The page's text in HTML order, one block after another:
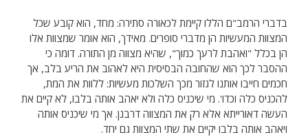
בדברי הרמב"ם הללו קיימת לכאורה סתירה: מחד, הוא קובע שכל
המצוות המעשיות הן מדברי סופרים. מאידך, הוא אומר שמצוות אלו
הן בכלל "ואהבת לרעך כמוך", שהיא מצווה מן התורה. דומה כי
ההסבר לכך הוא שהחובה הבסיסית היא לאהוב את הריע בלב, אך
חכמים חייבו אותנו לגזור מכך השלכות מעשיות: ללוות את המת,
להכניס כלה וכדו'. מי שיכניס כלה ולא יאהב אותה בלבו, לא קיים את
העשה דאורייתא אלא רק את המצווה דרבנן. אך מי שיכניס אותה
ויאהב אותה בלבו יקיים את שתי המצוות גם יחד.